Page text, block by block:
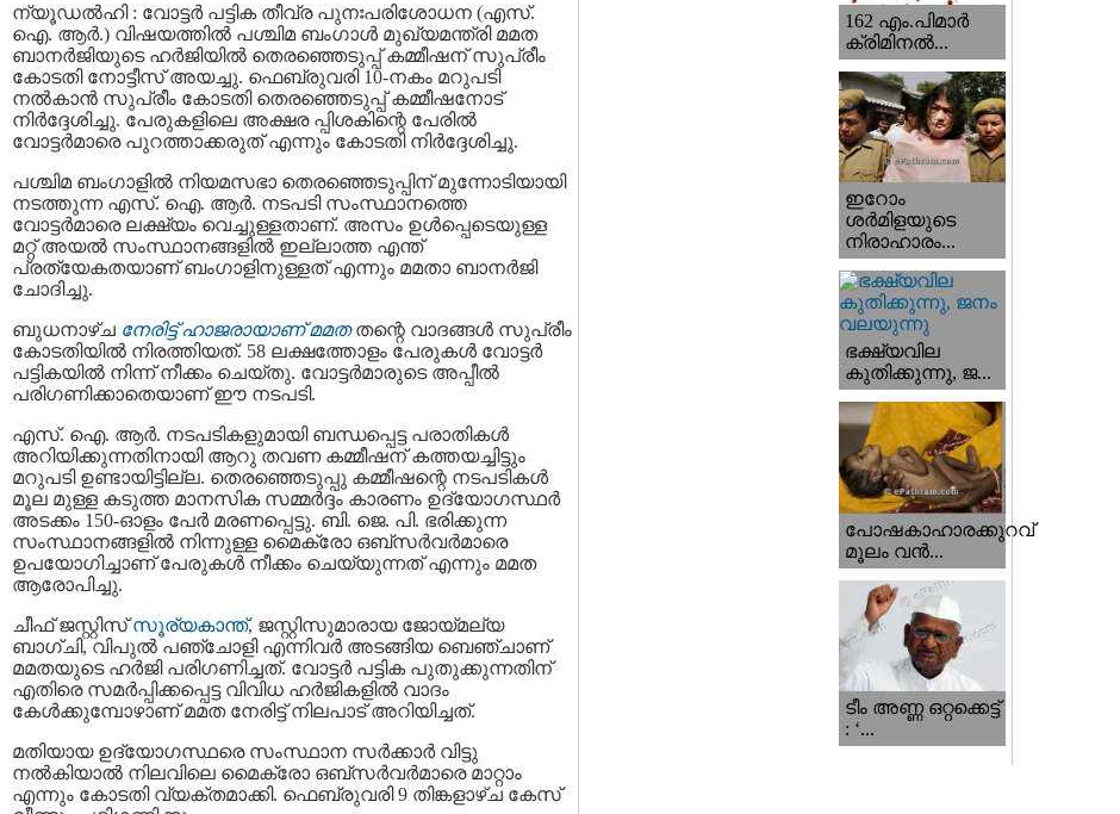
ന്യ‍ൂഡൽഹി : വോട്ടർ പട്ടിക തീവ്ര പുനഃപരിശോധന (എസ്‌.
ഐ. ആർ.) വിഷയത്തിൽ പശ്ചിമ ബംഗാൾ മുഖ്യമന്ത്രി മമത
ബാനർജിയുടെ ഹർജിയിൽ തെരഞ്ഞെടുപ്പ്‌ കമ്മീഷന്‌ സുപ്രീം
കോടതി നോട്ടീസ് അയച്ചു. ഫെബ്രുവരി 10-നകം മറുപടി
നൽകാൻ സുപ്രീം കോടതി തെരഞ്ഞെടുപ്പ് കമ്മീഷനോട്
നിർദ്ദേശിച്ചു. പേരുകളിലെ അക്ഷര പ്പിശകിന്റെ പേരിൽ
വോട്ടർമാരെ പുറത്താക്കരുത് എന്നും കോടതി നിർദ്ദേശിച്ചു.
പശ്ചിമ ബംഗാളിൽ നിയമസഭാ തെരഞ്ഞെടുപ്പിന് മുന്നോടിയായി
നടത്തുന്ന എസ്‌. ഐ. ആർ. നടപടി സംസ്ഥാനത്തെ
വോട്ടർമാരെ ലക്ഷ്യം വെച്ചുള്ളതാണ്‌. അസം ഉൾപ്പെടെയുള്ള
മറ്റ് അയൽ സംസ്ഥാനങ്ങളിൽ ഇല്ലാത്ത എന്ത്
പ്രത്യേകതയാണ് ബംഗാളിനുള്ളത് എന്നും മമതാ ബാനർജി
ചോദിച്ചു.
ബുധനാഴ്ച നേരിട്ട് ഹാജരായാണ് മമത തന്റെ വാദങ്ങൾ സുപ്രീം
കോടതിയിൽ നിരത്തിയത്. 58 ലക്ഷത്തോളം പേരുകൾ വോട്ടർ
പട്ടികയിൽ നിന്ന് നീക്കം ചെയ്തു. വോട്ടർമാരുടെ അപ്പീൽ
പരിഗണിക്കാതെയാണ് ഈ നടപടി.
എസ്‌. ഐ. ആർ. നടപടികളുമായി ബന്ധപ്പെട്ട പരാതികൾ
അറിയിക്കുന്നതിനായി ആറു തവണ കമ്മീഷന്‌ കത്തയച്ചിട്ടും
മറുപടി ഉണ്ടായിട്ടില്ല. തെരഞ്ഞെടുപ്പു കമ്മീഷന്റെ നടപടികൾ
മൂല മുള്ള കടുത്ത മാനസിക സമ്മർദ്ദം കാരണം ഉദ്യോഗസ്ഥർ
അടക്കം 150-ഓളം പേർ മരണപ്പെട്ടു. ബി. ജെ. പി. ഭരിക്കുന്ന
സംസ്ഥാനങ്ങളിൽ നിന്നുള്ള മൈക്രോ ഒബ്‌സർവർമാരെ
ഉപയോഗിച്ചാണ് പേരുകൾ നീക്കം ചെയ്യുന്നത് എന്നും മമത
ആരോപിച്ചു.
ചീഫ് ജസ്റ്റിസ്സൂര്യകാന്ത്, ജസ്റ്റിസുമാരായ ജോയ്മല്യ
ബാഗ്ചി, വിപുൽ പഞ്ചോളി എന്നിവർ അടങ്ങിയ ബെഞ്ചാണ്
മമതയുടെ ഹർജി പരിഗണിച്ചത്. വോട്ടർ പട്ടിക പുതുക്കുന്നതിന്
എതിരെ സമർപ്പിക്കപ്പെട്ട വിവിധ ഹർജികളിൽ വാദം
കേൾക്കുമ്പോഴാണ് മമത നേരിട്ട് നിലപാട് അറിയിച്ചത്.
മതിയായ ഉദ്യോഗസ്ഥരെ സംസ്ഥാന സർക്കാർ വിട്ടു
നൽകിയാൽ നിലവിലെ മൈക്രോ ഒബ്‌സർവർമാരെ മാറ്റാം
എന്നും കോടതി വ്യക്തമാക്കി. ഫെബ്രുവരി 9 തിങ്കളാഴ്ച കേസ്
162 എം.പിമാര്‍
ക്രിമിനല്‍...
ഇറോം
ശര്‍മിളയുടെ
നിരാഹാരം...
ഭക്ഷ്യവില
കുതിക്കുന്നു, ജ...
പോഷകാഹാരക്കുറവ്
മൂലം വന്‍...
ടീം അണ്ണ ഒറ്റക്കെട്ട്
: ‘...